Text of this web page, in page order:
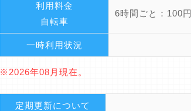
利用料金
自転車
6時間ごと：100円
一時利用状況
※2026年08月現在。
定期更新について